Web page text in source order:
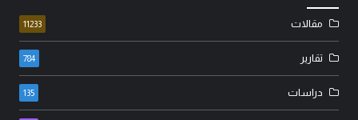
مقالات 11233
تقارير 784
دراسات 135